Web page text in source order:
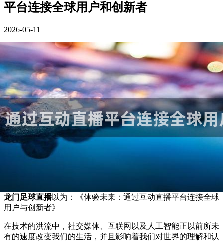
平台连接全球用户和创新者
2026-05-11
龙门足球直播以为：《体验未来：通过互动直播平台连接全球
用户与创新者》
在技术的洪流中，社交媒体、互联网以及人工智能正以前所未
有的速度改变我们的生活，并且影响着我们对世界的理解和认